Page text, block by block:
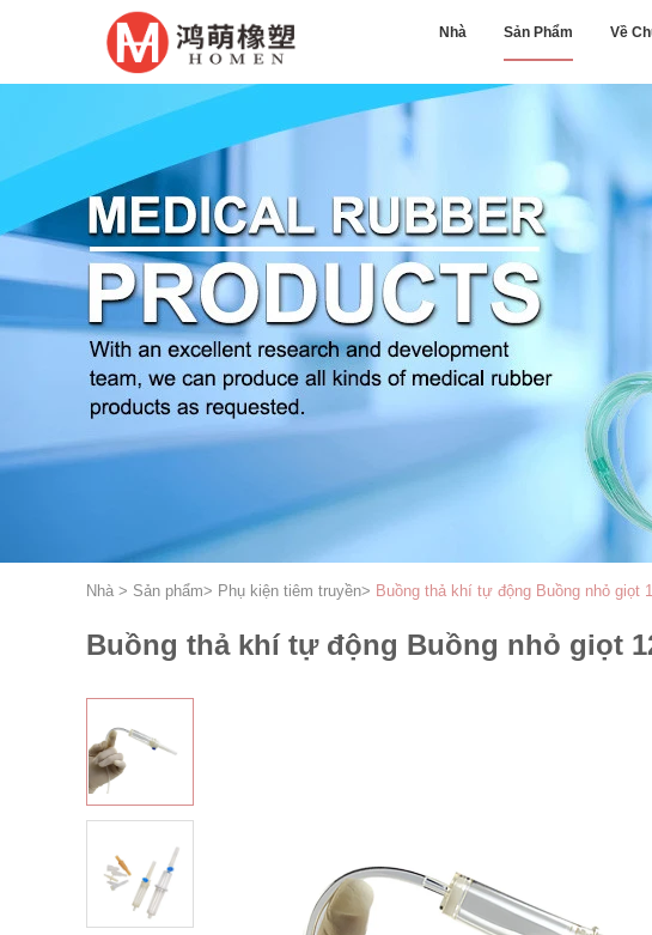
Nhà Sản Phẩm Về
Nhà > Sản phẩm> Phụ kiện tiêm truyền> Buồng thả khí tự động Buồng nhỏ giọt
Buồng thả khí tự động Buồng nhỏ giọt